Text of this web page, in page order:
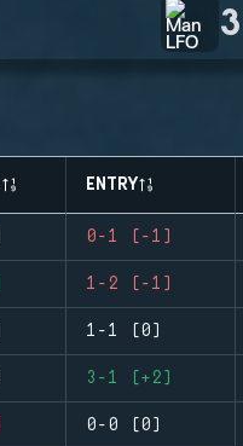
3
ENTRY
0-1 (-1)
1-2 (-1)
1-1 (0)
3-1 (+2)
0-0 (0)